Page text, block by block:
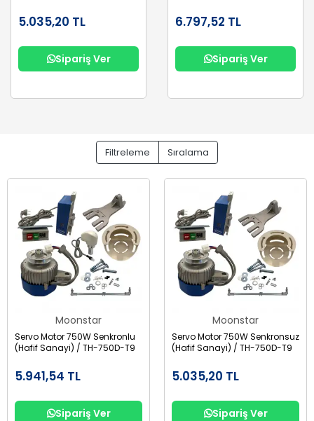
5.035,20 TL
Sipariş Ver
6.797,52 TL
Sipariş Ver
Filtreleme Sıralama
Moonstar
Servo Motor 750W Senkronlu
(Hafif Sanayi) / TH-750D-T9
5.941,54 TL
Sipariş Ver
Moonstar
Servo Motor 750W Senkronsuz
(Hafif Sanayi) / TH-750D-T9
5.035,20 TL
Sipariş Ver